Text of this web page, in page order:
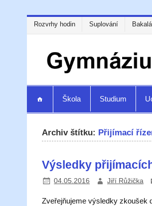
Rozvrhy hodin Suplování
Škola Studium
Archiv štítku: Přijímací
Výsledky
04.05.2016 Jiří Růžička
Zveřejňujeme výsledky zkoušek